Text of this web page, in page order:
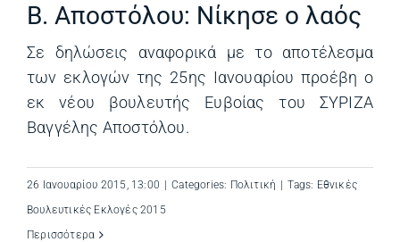
Β. Αποστόλου: Νίκησε ο λαός
Σε δηλώσεις αναφορικά με το αποτέλεσμα
των εκλογών της 25ης Ιανουαρίου προέβη ο
εκ νέου βουλευτής Ευβοίας του ΣΥΡΙΖΑ
Βαγγέλης Αποστόλου.
26 Ιανουαρίου 2015, 13:00 Categories: Πολιτική Tags: Εθνικές
Βουλευτικές Εκλογές 2015
Περισσότερα